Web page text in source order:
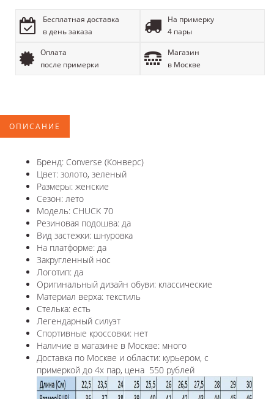
Бесплатная доставка
в день заказа
На примерку
4 пары
Оплата
после примерки
Магазин
в Москве
ОПИСАНИЕ
Бренд: Converse (Конверс)
Цвет: золото, зеленый
Размеры: женские
Сезон: лето
Модель: CHUCK 70
Резиновая подошва: да
Вид застежки: шнуровка
На платформе: да
Закругленный нос
Логотип: да
Оригинальный дизайн обуви: классические
Материал верха: текстиль
Стелька: есть
Легендарный силуэт
Спортивные кроссовки: нет
Наличие в магазине в Москве: много
Доставка по Москве и области: курьером, с
примеркой до 4х пар, цена 550 рублей